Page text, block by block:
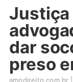
Justiça
dar
preso
amodireito.com.br